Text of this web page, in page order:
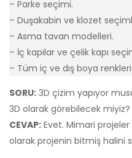
– Parke seçimi.
– Duşakabin ve klozet
– Asma tavan modelleri.
– İç kapılar ve çelik kapı
– Tüm iç ve dış boya
SORU: 3D çizim yapıyor
3D olarak görebilecek miyiz?
CEVAP: Evet. Mimari
olarak projenin bitmiş halini